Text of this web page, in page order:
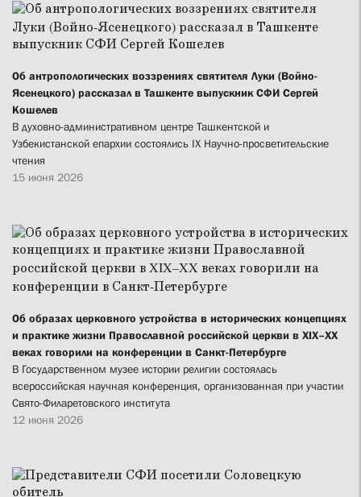
Об антропологических воззрениях святителя Луки (Войно-
Ясенецкого) рассказал в Ташкенте выпускник СФИ Сергей
Кошелев
В духовно-административном центре Ташкентской и
Узбекистанской епархии состоялись IX Научно-просветительские
чтения
15 июня 2026
Об образах церковного устройства в исторических концепциях
и практике жизни Православной российской церкви в XIX–XX
веках говорили на конференции в Санкт-Петербурге
В Государственном музее истории религии состоялась
всероссийская научная конференция, организованная при участии
Свято-Филаретовского института
12 июня 2026